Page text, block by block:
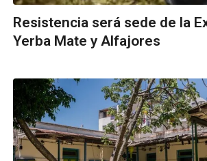
Resistencia será sede de la
Yerba Mate y Alfajores